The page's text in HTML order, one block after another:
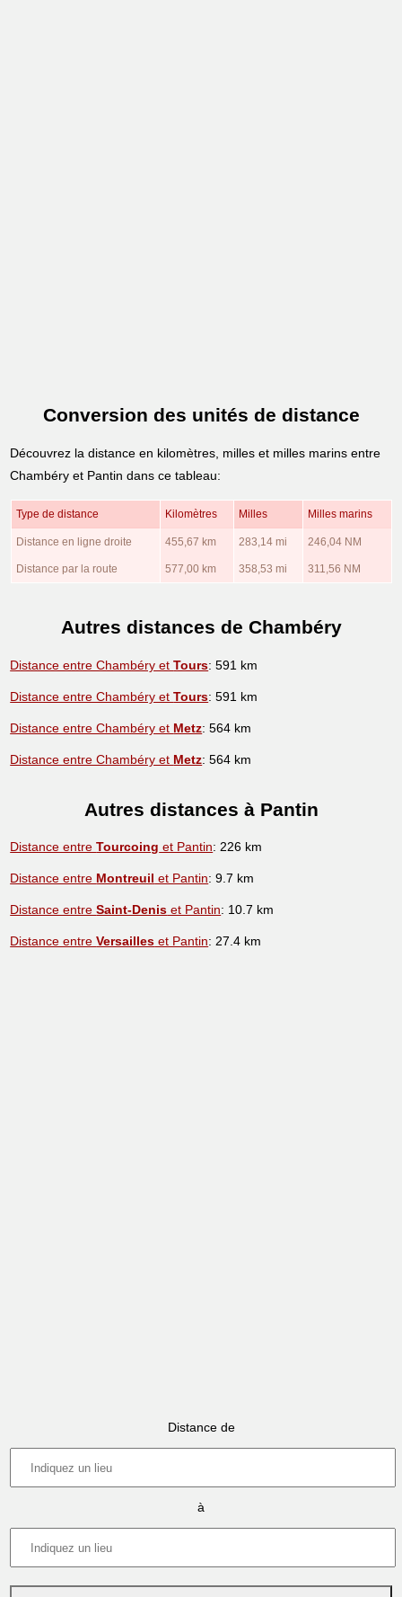
Conversion des unités de distance
Découvrez la distance en kilomètres, milles et milles marins entre
Chambéry et Pantin dans ce tableau:
Type de distance Kilomètres Milles Milles marins
Distance en ligne droite 455,67 km 283,14 mi 246,04 NM
Distance par la route 577,00 km 358,53 mi 311,56 NM
Autres distances de Chambéry
Distance entre Chambéry etTours: 591 km
Distance entre Chambéry etTours: 591 km
Distance entre Chambéry et Metz: 564 km
Distance entre Chambéry et Metz: 564 km
Autres distances à Pantin
Distance entreTourcoing et Pantin: 226 km
Distance entre Montreuil et Pantin: 9.7 km
Distance entreSaint-Denis et Pantin: 10.7 km
Distance entreVersailles et Pantin: 27.4 km
Distance de
à